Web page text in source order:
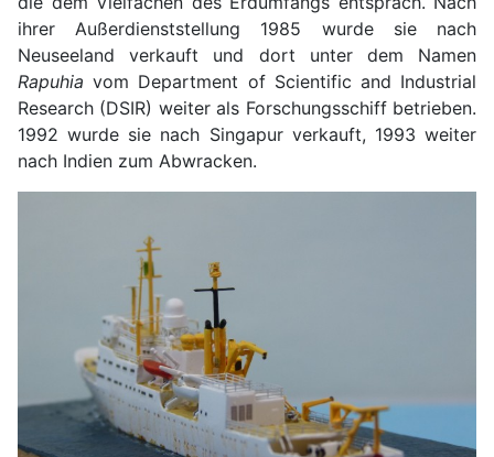
ihrer Außerdienststellung 1985 wurde sie nach
Neuseeland verkauft und dort unter dem Namen
Rapuhia vom Department of Scientific and Industrial
Research (DSIR) weiter als Forschungsschiff betrieben.
1992 wurde sie nach Singapur verkauft, 1993 weiter
nach Indien zum Abwracken.